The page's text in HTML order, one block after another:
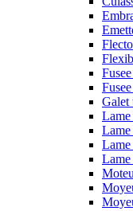
Galet
Lame
Lame
Lame
Lame